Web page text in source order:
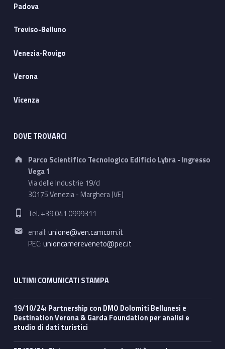
o
m
m
e
n
o
a
o
d
c
e
d
e
Padova
Treviso-Belluno
Venezia-Rovigo
Verona
Vicenza
DOVE TROVARCI
Address:
Parco Scientifico Tecnologico Edificio Lybra - Ingresso
Vega 1
Via delle Industrie 19/d
30175 Venezia - Marghera (VE)
Phone number:
Tel. +39 041 0999311
Email address:
email:unione@ven.camcom.it
PEC:unioncamereveneto@pec.it
ULTIMI COMUNICATI STAMPA
19/10/24: Partnership con DMO Dolomiti Bellunesi e
Destination Verona & Garda Foundation per analisi e
studio di dati turistici